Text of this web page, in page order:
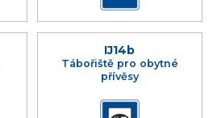
IJ14b
Tábořiště pro obytné
přívěsy